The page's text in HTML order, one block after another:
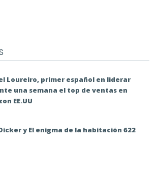
Loureiro, primer español en liderar
una semana el top de ventas en
EE.UU
y El enigma de la habitación 622